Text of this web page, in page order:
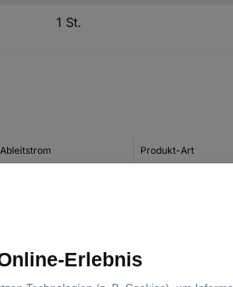
1 St.
Ableitstrom Produkt-Art